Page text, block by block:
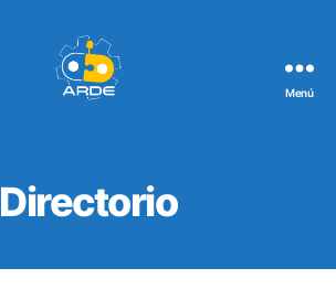
Menú
Directorio